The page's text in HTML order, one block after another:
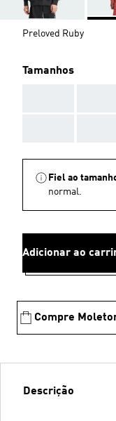
Preloved Ruby
Tamanhos
Fiel ao
normal.
Adicionar ao
Compre
Descrição